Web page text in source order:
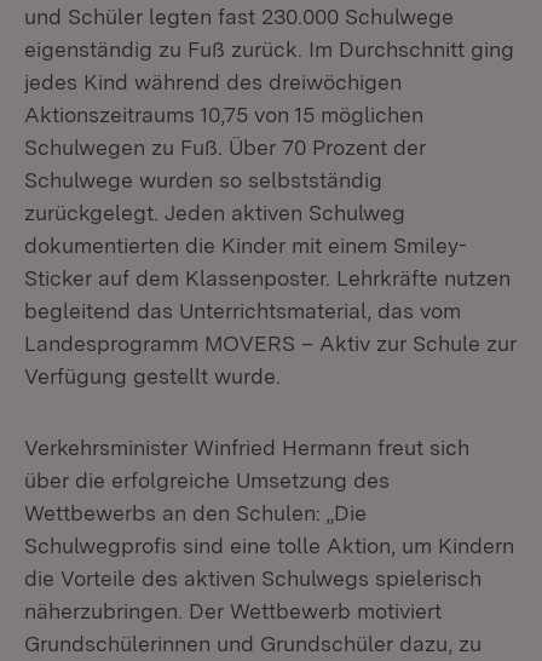
und Schüler legten fast 230.000 Schulwege
eigenständig zu Fuß zurück. Im Durchschnitt ging
jedes Kind während des dreiwöchigen
Aktionszeitraums 10,75 von 15 möglichen
Schulwegen zu Fuß. Über 70 Prozent der
Schulwege wurden so selbstständig
zurückgelegt. Jeden aktiven Schulweg
dokumentierten die Kinder mit einem Smiley-
Sticker auf dem Klassenposter. Lehrkräfte nutzen
begleitend das Unterrichtsmaterial, das vom
Landesprogramm MOVERS – Aktiv zur Schule zur
Verfügung gestellt wurde.
Verkehrsminister Winfried Hermann freut sich
über die erfolgreiche Umsetzung des
Wettbewerbs an den Schulen: „Die
Schulwegprofis sind eine tolle Aktion, um Kindern
die Vorteile des aktiven Schulwegs spielerisch
näherzubringen. Der Wettbewerb motiviert
Grundschülerinnen und Grundschüler dazu, zu